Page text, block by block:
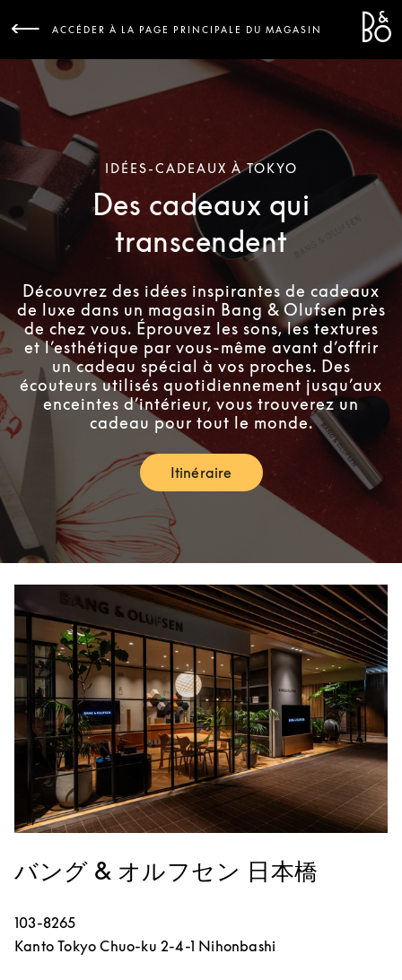
ACCÉDER À LA PAGE PRINCIPALE DU MAGASIN
IDÉES-CADEAUX À TOKYO
Des cadeaux qui
transcendent
Découvrez des idées inspirantes de cadeaux
de luxe dans un magasin Bang & Olufsen près
de chez vous. Éprouvez les sons, les textures
et l’esthétique par vous-même avant d’offrir
un cadeau spécial à vos proches. Des
écouteurs utilisés quotidiennement jusqu’aux
enceintes d’intérieur, vous trouverez un
cadeau pour tout le monde.
ItinéraireLink Opens in New Tab
バング & オルフセン 日本橋
103-8265
Kanto Tokyo Chuo-ku 2-4-1 Nihonbashi